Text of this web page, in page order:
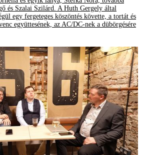
és Szalai Szilárd. A Huth Gergely által
egy fergeteges köszöntés követte, a tortát és
együttesének, az AC/DC-nek a dübörgésére